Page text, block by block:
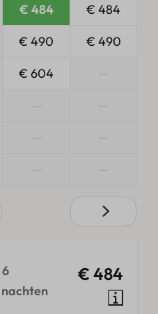
€ 484
€ 484
€ 490
€ 490
€ 604
€ 484